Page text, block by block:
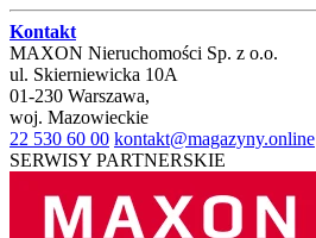
Kontakt
MAXON Nieruchomości Sp. z o.o.
ul. Skierniewicka 10A
01-230 Warszawa,
woj. Mazowieckie
22 530 60 00 kontakt@magazyny.online
SERWISY PARTNERSKIE